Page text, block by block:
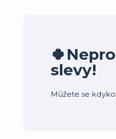
slevy!
Můžete se